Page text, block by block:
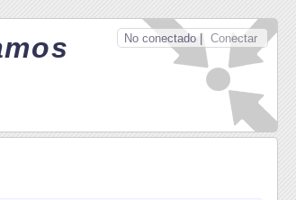
No conectado | Conectar